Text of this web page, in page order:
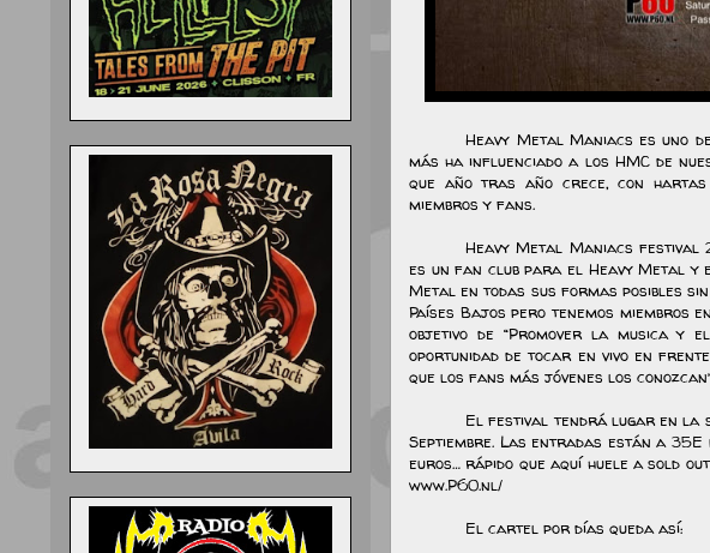
Heavy Metal Maniacs es uno
más ha influenciado a los HMC de
que año tras año crece, con hartas
miembros y fans.
Heavy Metal Maniacs festival
es un fan club para el Heavy Metal y
Metal en todas sus formas posibles
Países Bajos pero tenemos miembros
objetivo de “Promover la musica y
oportunidad de tocar en vivo en
que los fans más jóvenes los
El festival tendrá lugar en la
Septiembre. Las entradas están a
euros… rápido que aquí huele a sold
www.P60.nl/
El cartel por días queda así: